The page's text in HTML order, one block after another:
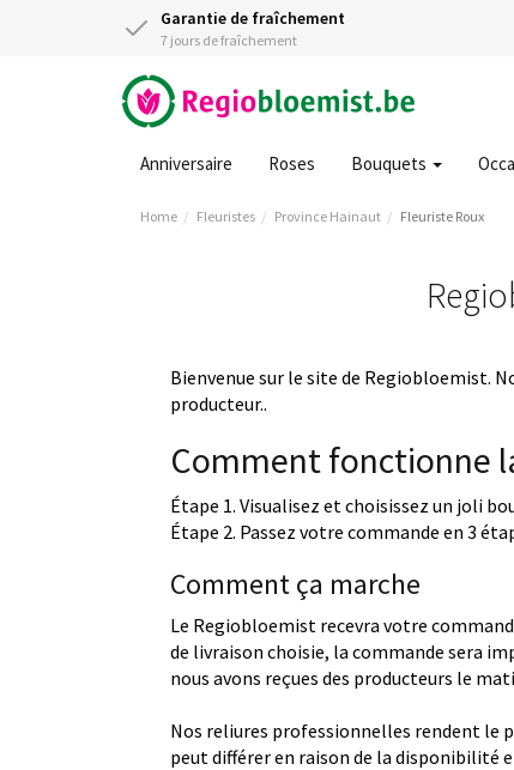
Garantie de fraîchement
7 jours de fraîchement
Anniversaire Roses Bouquets
Home Fleuristes Province Hainaut Fleuriste Roux
Bienvenue sur le site de Regiobloemist.
producteur..
Comment fonctionne
Étape 1. Visualisez et choisissez un joli
Étape 2. Passez votre commande en 3
Comment ça marche
Le Regiobloemist recevra votre
de livraison choisie, la commande sera
nous avons reçues des producteurs le
Nos reliures professionnelles rendent le
peut différer en raison de la disponibilité